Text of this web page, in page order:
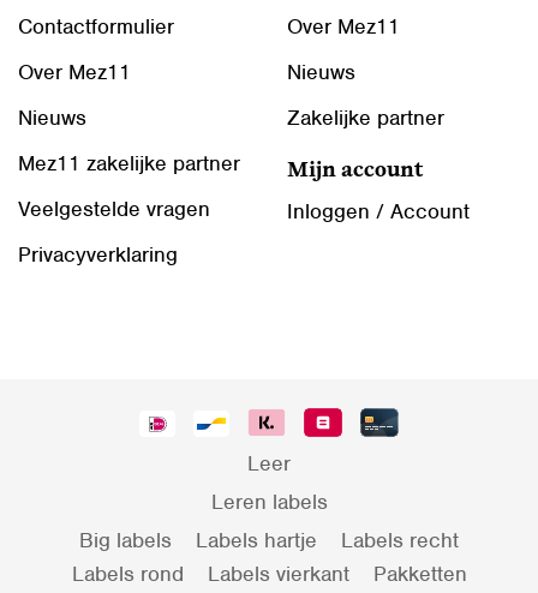
Contactformulier
Over Mez11
Nieuws
Mez11 zakelijke partner
Veelgestelde vragen
Privacyverklaring
Over Mez11
Nieuws
Zakelijke partner
Mijn account
Inloggen / Account
Leer
Leren labels
Big labels
Labels hartje
Labels recht
Labels rond
Labels vierkant
Pakketten